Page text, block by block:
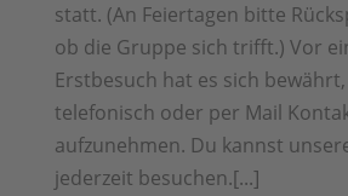
statt. (An Feiertagen bitte
ob die Gruppe sich trifft.) Vor
Erstbesuch hat es sich
telefonisch oder per Mail
aufzunehmen. Du kannst
jederzeit besuchen.[...]